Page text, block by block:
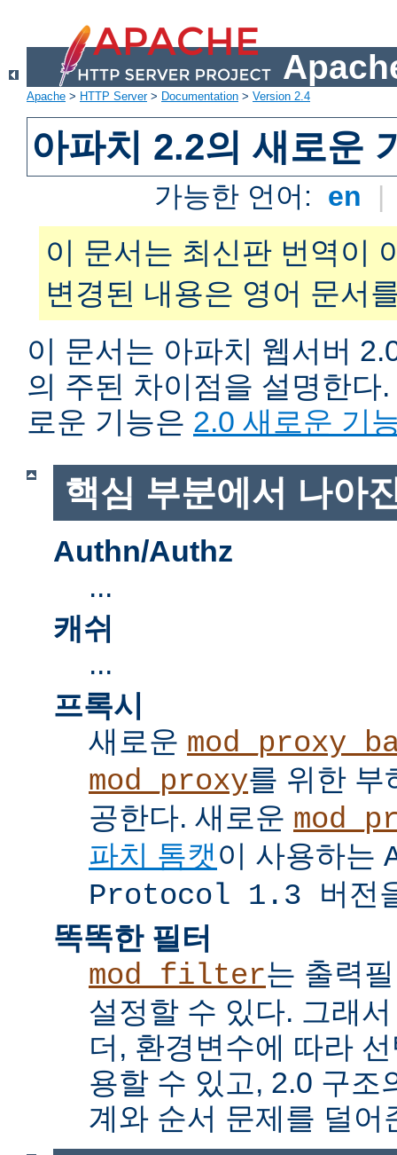
Apache > HTTP Server> Documentation > Version 2.4
아파치 2.2의 새로운
가능한 언어: en |
이 문서는 최신판 번역이
변경된 내용은 영어 문서
이 문서는 아파치 웹서버
의 주된 차이점을 설명한다
로운 기능은 2.0 새로운 기
핵심 부분에서 나아
Authn/Authz
...
캐쉬
...
프록시
새로운
mod_proxy를 위한 부
공한다. 새로운
파치 톰캣 이 사용하는
Protocol 1.3 버전
똑똑한 필터
mod_filter는 출력
설정할 수 있다. 그래
더, 환경변수에 따라
용할 수 있고, 2.0 구조
계와 순서 문제를 덜어